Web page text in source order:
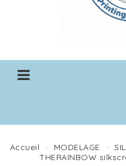
Accueil MODELAGE
THERAINBOW